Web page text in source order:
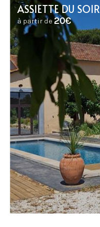
ASSIETTE DU SOIR
à partir de 20€